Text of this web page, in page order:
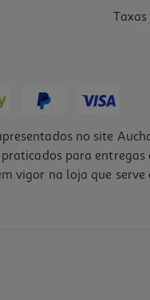
no site
para
vigor na loja que